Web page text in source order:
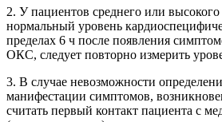
2. У пациентов среднего или
нормальный уровень
пределах 6 ч после появления
ОКС, следует повторно измерить
3. В случае невозможности
манифестации симптомов,
считать первый контакт пациента с